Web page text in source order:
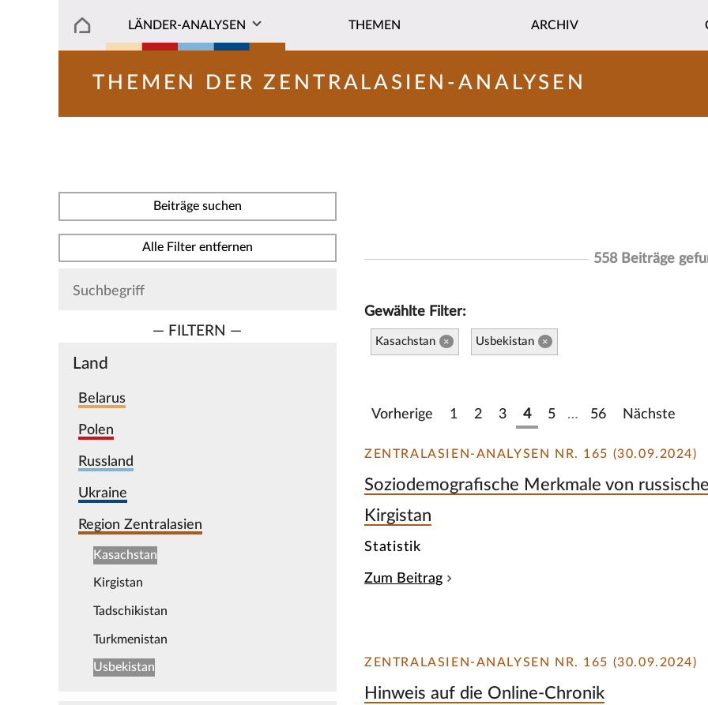
LÄNDER-ANALYSEN THEMEN ARCHIV
THEMEN DER ZENTRALASIEN-ANALYSEN
Beiträge suchen
Alle Filter entfernen
— FILTERN —
Land
Belarus
Polen
Russland
Ukraine
Region Zentralasien
Kasachstan
Kirgistan
Tadschikistan
Turkmenistan
Usbekistan
558 Beiträge
Gewählte Filter:
Kasachstan × Usbekistan ×
Vorherige 1 2 3 4 5 … 56 Nächste
ZENTRALASIEN-ANALYSEN NR. 165 (30.09.2024)
Soziodemografische Merkmale von
Kirgistan
Statistik
Zum Beitrag
ZENTRALASIEN-ANALYSEN NR. 165 (30.09.2024)
Hinweis auf die Online-Chronik